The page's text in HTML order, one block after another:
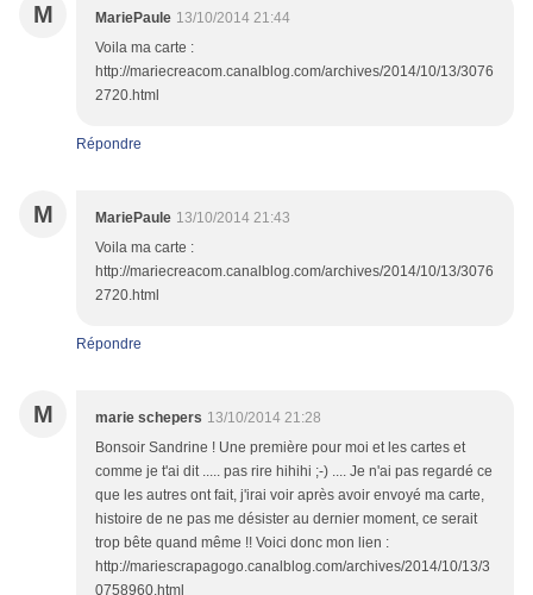
M MariePaule 13/10/2014 21:44
Voila ma carte :
http://mariecreacom.canalblog.com/archives/2014/10/13/3076
2720.html
Répondre
M MariePaule 13/10/2014 21:43
Voila ma carte :
http://mariecreacom.canalblog.com/archives/2014/10/13/3076
2720.html
Répondre
M marie schepers 13/10/2014 21:28
Bonsoir Sandrine ! Une première pour moi et les cartes et
comme je t'ai dit ..... pas rire hihihi ;-) .... Je n'ai pas regardé ce
que les autres ont fait, j'irai voir après avoir envoyé ma carte,
histoire de ne pas me désister au dernier moment, ce serait
trop bête quand même !! Voici donc mon lien :
http://mariescrapagogo.canalblog.com/archives/2014/10/13/3
0758960.html